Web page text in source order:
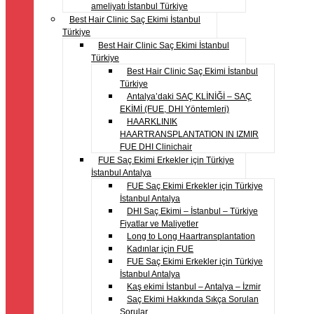
ameliyatı İstanbul Türkiye
Best Hair Clinic Saç Ekimi İstanbul
Türkiye
Best Hair Clinic Saç Ekimi İstanbul
Türkiye
Best Hair Clinic Saç Ekimi İstanbul
Türkiye
Antalya’daki SAÇ KLİNİĞİ – SAÇ
EKİMİ (FUE, DHI Yöntemleri)
HAARKLINIK
HAARTRANSPLANTATION IN IZMIR
FUE DHI Clinichair
FUE Saç Ekimi Erkekler için Türkiye
İstanbul Antalya
FUE Saç Ekimi Erkekler için Türkiye
İstanbul Antalya
DHI Saç Ekimi – İstanbul – Türkiye
Fiyatlar ve Maliyetler
Long to Long Haartransplantation
Kadınlar için FUE
FUE Saç Ekimi Erkekler için Türkiye
İstanbul Antalya
Kaş ekimi İstanbul – Antalya – İzmir
Saç Ekimi Hakkında Sıkça Sorulan